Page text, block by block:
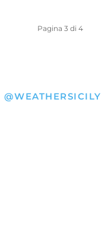
Pagina 3 di 4
@WEATHERSICILY